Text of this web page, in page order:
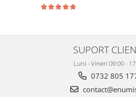
SUPORT
Luni - Vineri 09:00 -
0732 805